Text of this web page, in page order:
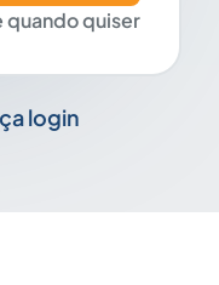
quando quiser
login